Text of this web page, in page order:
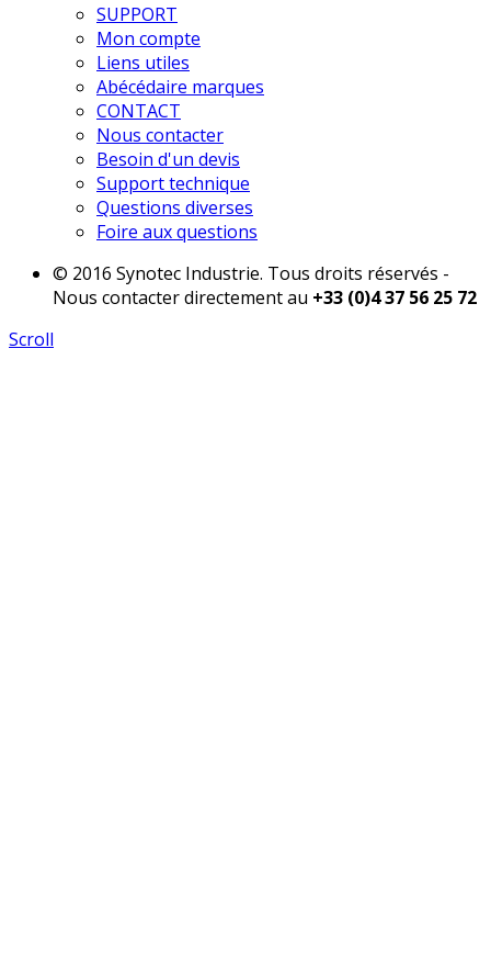
SUPPORT
Mon compte
Liens utiles
Abécédaire marques
CONTACT
Nous contacter
Besoin d'un devis
Support technique
Questions diverses
Foire aux questions
© 2016 Synotec Industrie. Tous droits réservés -
Nous contacter directement au +33 (0)4 37 56 25 72
Scroll